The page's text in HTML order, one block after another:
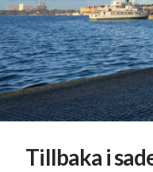
Tillbaka i